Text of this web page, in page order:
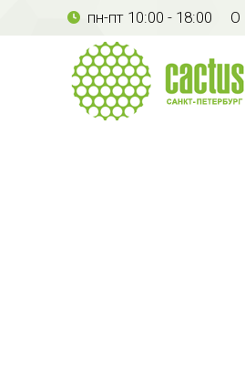
пн-пт 10:00 - 18:00 О